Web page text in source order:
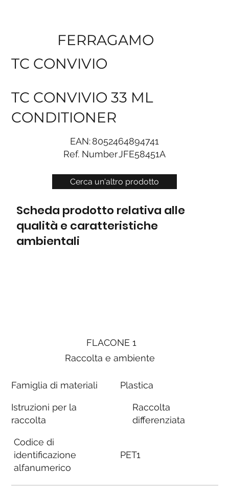
Cerca un'altro prodotto
FERRAGAMO
TC CONVIVIO
TC CONVIVIO 33 ML
CONDITIONER
EAN:8052464894741
Ref. NumberJFE58451A
Scheda prodotto relativa alle
qualità e caratteristiche
ambientali
FLACONE 1
Raccolta e ambiente
Famiglia di materiali
Istruzioni per la
raccolta
Codice di
identificazione
alfanumerico
Plastica
Raccolta
differenziata
PET1